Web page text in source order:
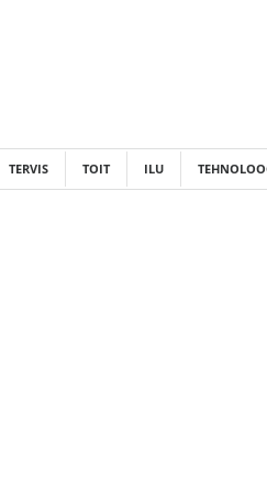
TERVIS TOIT ILU